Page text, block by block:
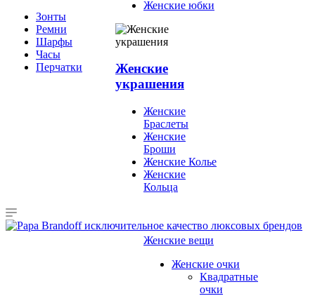
Зонты
Ремни
Шарфы
Часы
Перчатки
Женские юбки
Женские
украшения
Женские
Браслеты
Женские
Броши
Женские Колье
Женские
Кольца
Женские вещи
Женские очки
Квадратные
очки